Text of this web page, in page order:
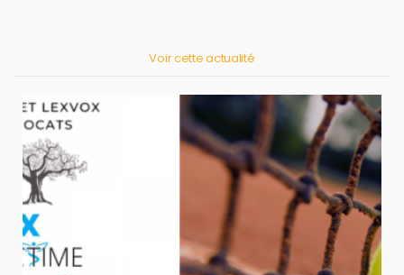
Voir cette actualité